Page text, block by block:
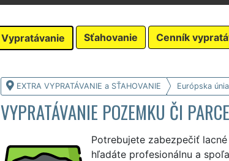
Vypratávanie Sťahovanie Cenník
EXTRA VYPRATÁVANIE a SŤAHOVANIE Európska únia
VYPRATÁVANIE POZEMKU ČI
Potrebujete zabezpečiť
hľadáte profesionálnu a